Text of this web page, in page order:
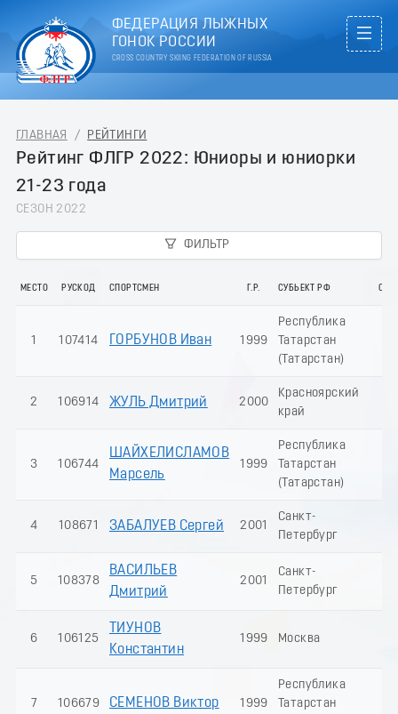
ФЕДЕРАЦИЯ ЛЫЖНЫХ
ГОНОК РОССИИ
CROSS COUNTRY SKIING FEDERATION OF RUSSIA
ГЛАВНАЯ / РЕЙТИНГИ
Рейтинг ФЛГР 2022: Юниоры и юниорки
21-23 года
СЕЗОН 2022
ФИЛЬТР
МЕСТО РУСКОД СПОРТСМЕН Г.Р. СУБЬЕКТ РФ
1 107414 ГОРБУНОВ Иван 1999
Республика
Татарстан
(Татарстан)
2 106914 ЖУЛЬ Дмитрий 2000
Красноярский
край
3 106744
ШАЙХЕЛИСЛАМОВ
Марсель
1999
Республика
Татарстан
(Татарстан)
4 108671 ЗАБАЛУЕВ Сергей 2001
Санкт-
Петербург
5 108378
ВАСИЛЬЕВ
Дмитрий
2001
Санкт-
Петербург
6 106125
ТИУНОВ
Константин
1999 Москва
7 106679 СЕМЕНОВ Виктор 1999
Республика
Татарстан